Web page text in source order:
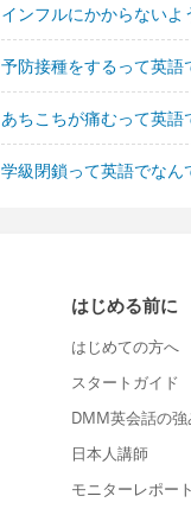
インフルにかからない
予防接種をするって英語
あちこちが痛むって英語
学級閉鎖って英語でなん
はじめる前に
はじめての方へ
スタートガイド
DMM英会話の強
日本人講師
モニターレポート